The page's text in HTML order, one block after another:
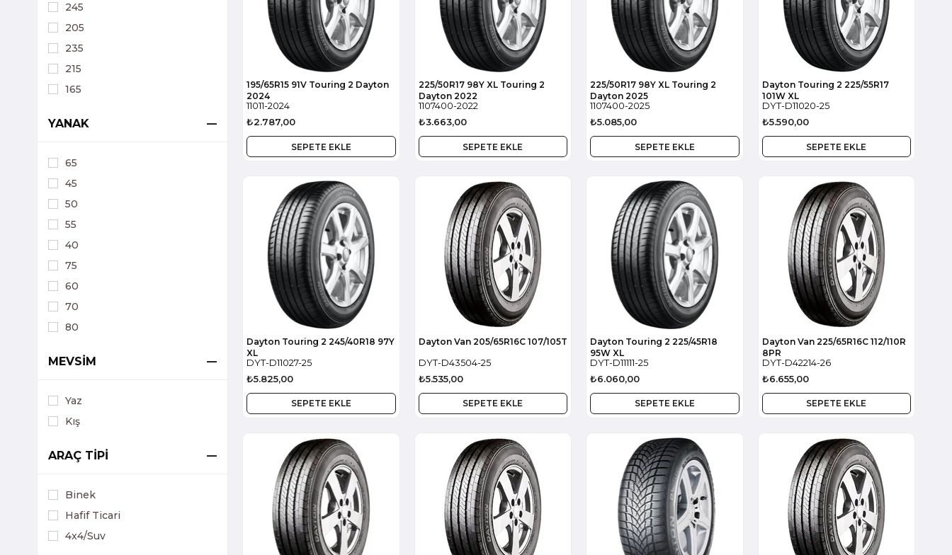
245
205
235
215
165
YANAK
65
45
50
55
40
75
60
70
80
MEVSİM
Yaz
Kış
ARAÇ TİPİ
Binek
Hafif Ticari
4x4/Suv
195/65R15 91V Touring 2 Dayton
2024
11011-2024
₺2.787,00
SEPETE EKLE
225/50R17 98Y XL Touring 2
Dayton 2022
1107400-2022
₺3.663,00
SEPETE EKLE
225/50R17 98Y XL Touring 2
Dayton 2025
1107400-2025
₺5.085,00
SEPETE EKLE
Dayton Touring 2 225/55R17
101W XL
DYT-D11020-25
₺5.590,00
SEPETE EKLE
Dayton Touring 2 245/40R18 97Y
XL
DYT-D11027-25
₺5.825,00
SEPETE EKLE
Dayton Van 205/65R16C 107/105T
DYT-D43504-25
₺5.535,00
SEPETE EKLE
Dayton Touring 2 225/45R18
95W XL
DYT-D11111-25
₺6.060,00
SEPETE EKLE
Dayton Van 225/65R16C 112/110R
8PR
DYT-D42214-26
₺6.655,00
SEPETE EKLE